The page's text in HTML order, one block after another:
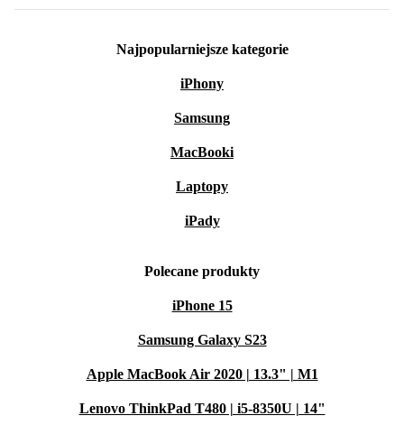
Najpopularniejsze kategorie
iPhony
Samsung
MacBooki
Laptopy
iPady
Polecane produkty
iPhone 15
Samsung Galaxy S23
Apple MacBook Air 2020 | 13.3" | M1
Lenovo ThinkPad T480 | i5-8350U | 14"